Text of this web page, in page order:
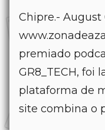
Chipre.- August
premiado
GR8_TECH, foi
plataforma de
site combina o